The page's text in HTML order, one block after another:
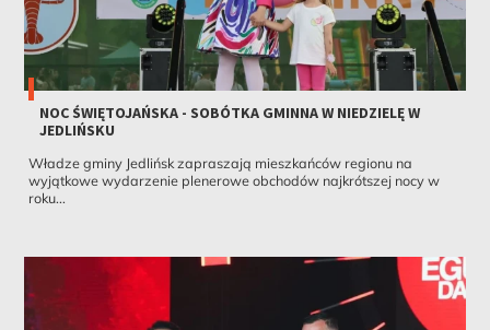
NOC ŚWIĘTOJAŃSKA - SOBÓTKA GMINNA W NIEDZIELĘ W
JEDLIŃSKU
Władze gminy Jedlińsk zapraszają mieszkańców regionu na
wyjątkowe wydarzenie plenerowe obchodów najkrótszej nocy w
roku...